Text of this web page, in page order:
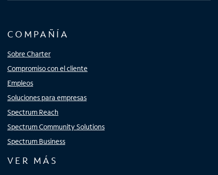
COMPAÑÍA
Sobre Charter
Compromiso con el cliente
Empleos
Soluciones para empresas
Spectrum Reach
Spectrum Community Solutions
Spectrum Business
VER MÁS